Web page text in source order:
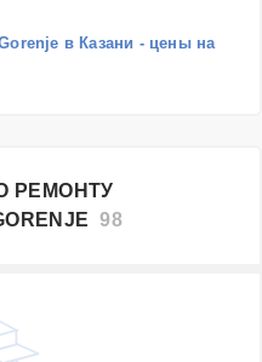
в Казани - цены на
РЕМОНТУ
98